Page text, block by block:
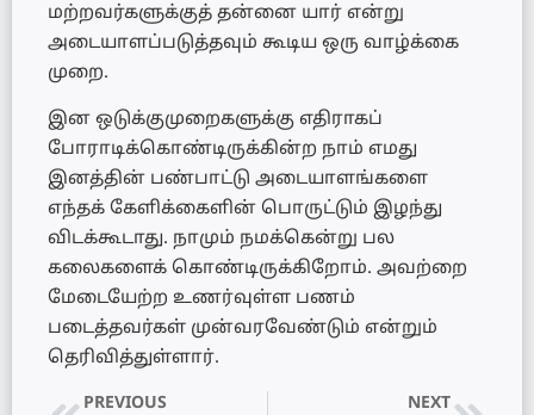
மற்றவர்களுக்குத் தன்னை யார் என்று
அடையாளப்படுத்தவும் கூடிய ஒரு வாழ்க்கை
முறை.
இன ஒடுக்குமுறைகளுக்கு எதிராகப்
போராடிக்கொண்டிருக்கின்ற நாம் எமது
இனத்தின் பண்பாட்டு அடையாளங்களை
எந்தக் கேளிக்கைளின் பொருட்டும் இழந்து
விடக்கூடாது. நாமும் நமக்கென்று பல
கலைகளைக் கொண்டிருக்கிறோம். அவற்றை
மேடையேற்ற உணர்வுள்ள பணம்
படைத்தவர்கள் முன்வரவேண்டும் என்றும்
தெரிவித்துள்ளார்.
PREVIOUS NEXT